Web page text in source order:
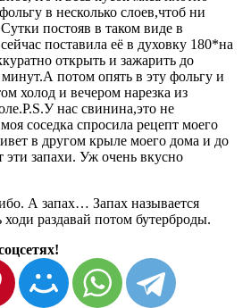
в несколько слоев,чтоб ни
постояв в таком виде в
поставила её в духовку 180*на
открыть и зажарить до
потом опять в эту фольгу и
холод и вечером нарезка из
нас свинина,это не
соседка спросила рецепт моего
в другом крыле моего дома и до
эти запахи. Уж очень вкусно
А запах… Запах называется
ходи раздавай потом бутерброды.